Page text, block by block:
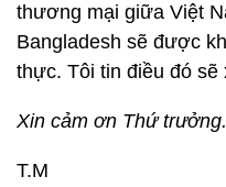
thương mại giữa Việt
Bangladesh sẽ được
thực. Tôi tin điều đó sẽ
Xin cảm ơn Thứ trưởng.
T.M